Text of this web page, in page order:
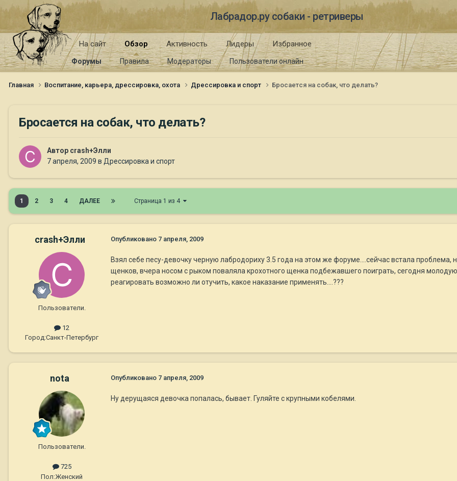
Лабрадор.ру собаки - ретриверы
На сайт Обзор
Форумы Правила Модераторы Пользователи онлайн
Активность Лидеры Избранное
Главная Воспитание, карьера, дрессировка, охота Дрессировка и спорт Бросается на собак, что делать?
Бросается на собак, что делать?
Автор crash+Элли
7 апреля, 2009 в Дрессировка и спорт
1 2 3 4 ДАЛЕЕ Страница 1 из 4
crash+Элли
Пользователи.
12
Город:Санкт-Петербург
Опубликовано 7 апреля, 2009
Взял себе песу-девочку черную лабродориху 3.5 года на этом же форуме....сейчас встала
щенков, вчера носом с рыком поваляла крохотного щенка подбежавшего поиграть, сегодня
реагировать возможно ли отучить, какое наказание применять....???
nota
Пользователи.
725
Пол:Женский
Опубликовано 7 апреля, 2009
Ну дерущаяся девочка попалась, бывает. Гуляйте с крупными кобелями.